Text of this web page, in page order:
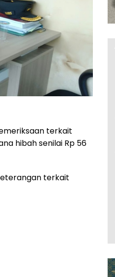
terkait
hibah senilai Rp 56
terkait